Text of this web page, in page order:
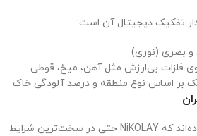
تفکیک دیجیتال آن است:
و بصری (نوری)
فلزات بی‌ارزش مثل آهن، میخ، قوطی
بر اساس نوع منطقه و درصد آلودگی خاک
آزمایش‌های میدانی نشان داده‌اند که NiKOLAY حتی در سخت‌ترین شرایط